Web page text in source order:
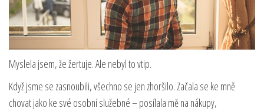
Myslela jsem, že žertuje. Ale nebyl to vtip.
Když jsme se zasnoubili, všechno se jen zhoršilo. Začala se ke mně
chovat jako ke své osobní služebné – posílala mě na nákupy,